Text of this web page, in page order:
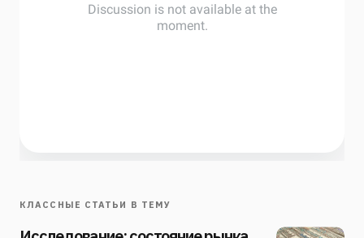
КЛАССНЫЕ СТАТЬИ В ТЕМУ